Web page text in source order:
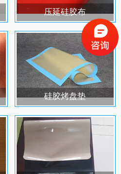
压延硅胶布
硅胶烤盘垫